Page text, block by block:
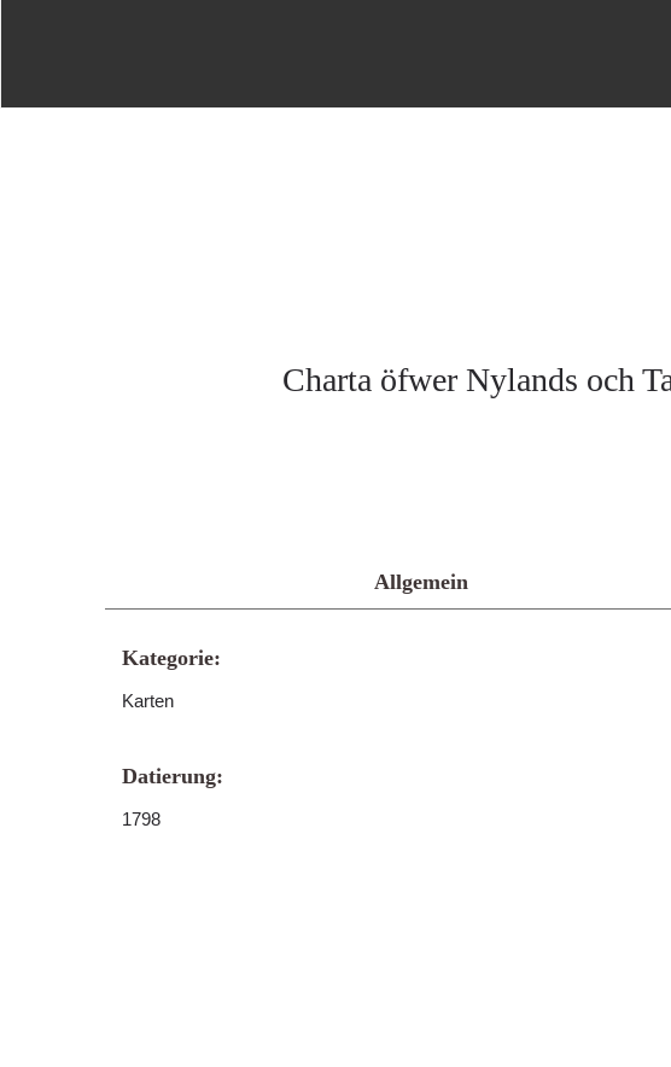
Charta öfwer Nylands och
Allgemein
Kategorie:
Karten
Datierung:
1798